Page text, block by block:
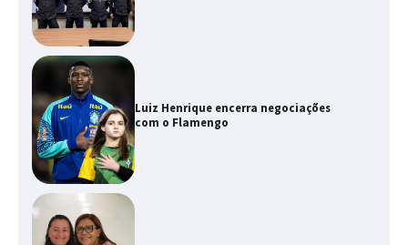
Luiz Henrique encerra negociações
com o Flamengo